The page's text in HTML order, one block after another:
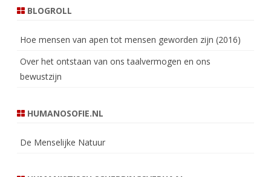
BLOGROLL
Hoe mensen van apen tot mensen geworden zijn (2016)
Over het ontstaan van ons taalvermogen en ons
bewustzijn
HUMANOSOFIE.NL
De Menselijke Natuur